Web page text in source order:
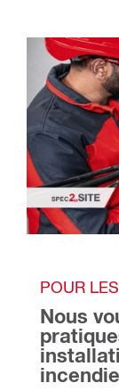
POUR
Nous
incendie